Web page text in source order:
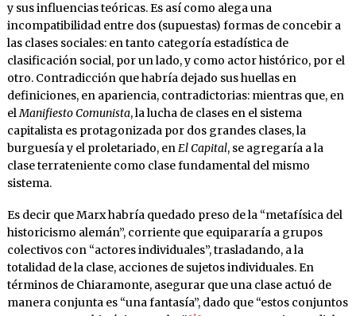
y sus influencias teóricas. Es así como alega una
incompatibilidad entre dos (supuestas) formas de concebir a
las clases sociales: en tanto categoría estadística de
clasificación social, por un lado, y como actor histórico, por el
otro. Contradicción que habría dejado sus huellas en
definiciones, en apariencia, contradictorias: mientras que, en
elManifiesto Comunista, la lucha de clases en el sistema
capitalista es protagonizada por dos grandes clases, la
burguesía y el proletariado, enEl Capital, se agregaría a la
clase terrateniente como clase fundamental del mismo
sistema.
Es decir que Marx habría quedado preso de la “metafísica del
historicismo alemán”, corriente que equipararía a grupos
colectivos con “actores individuales”, trasladando, a la
totalidad de la clase, acciones de sujetos individuales. En
términos de Chiaramonte, asegurar que una clase actuó de
manera conjunta es “una fantasía”, dado que “estos conjuntos